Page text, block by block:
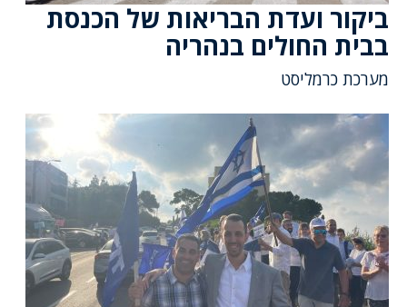
ביקור ועדת הבריאות של הכנסת
בבית החולים בנהריה
מערכת כרמליסט